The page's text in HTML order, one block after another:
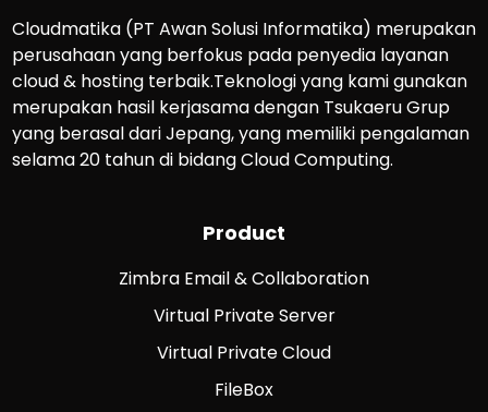
Cloudmatika (PT Awan Solusi Informatika) merupakan
perusahaan yang berfokus pada penyedia layanan
cloud & hosting terbaik.Teknologi yang kami gunakan
merupakan hasil kerjasama dengan Tsukaeru Grup
yang berasal dari Jepang, yang memiliki pengalaman
selama 20 tahun di bidang Cloud Computing.
Product
Zimbra Email & Collaboration
Virtual Private Server
Virtual Private Cloud
FileBox